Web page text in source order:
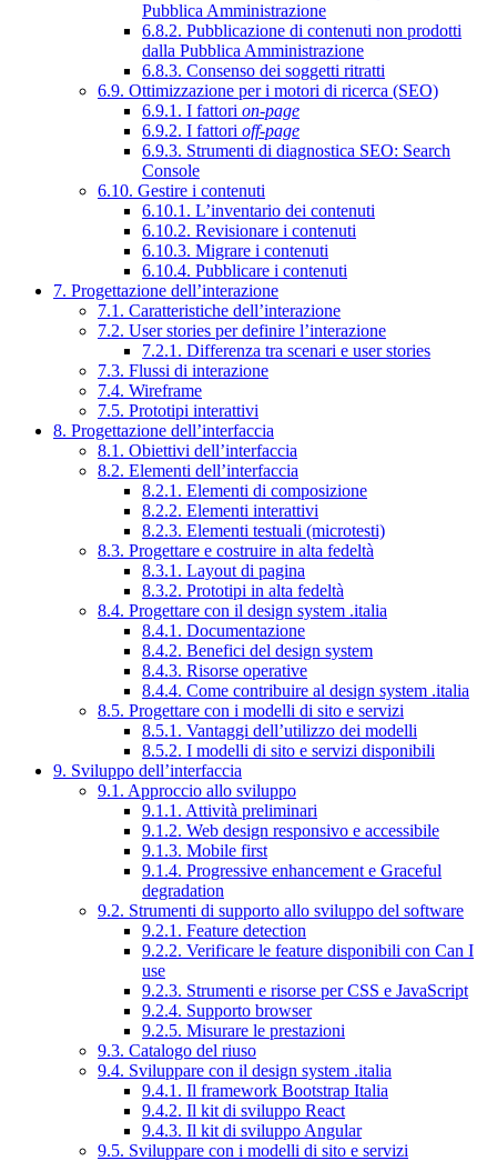
Pubblica Amministrazione
6.8.2. Pubblicazione di contenuti non prodotti
dalla Pubblica Amministrazione
6.8.3. Consenso dei soggetti ritratti
6.9. Ottimizzazione per i motori di ricerca (SEO)
6.9.1. I fattori on-page
6.9.2. I fattori off-page
6.9.3. Strumenti di diagnostica SEO: Search
Console
6.10. Gestire i contenuti
6.10.1. L’inventario dei contenuti
6.10.2. Revisionare i contenuti
6.10.3. Migrare i contenuti
6.10.4. Pubblicare i contenuti
7. Progettazione dell’interazione
7.1. Caratteristiche dell’interazione
7.2. User stories per definire l’interazione
7.2.1. Differenza tra scenari e user stories
7.3. Flussi di interazione
7.4. Wireframe
7.5. Prototipi interattivi
8. Progettazione dell’interfaccia
8.1. Obiettivi dell’interfaccia
8.2. Elementi dell’interfaccia
8.2.1. Elementi di composizione
8.2.2. Elementi interattivi
8.2.3. Elementi testuali (microtesti)
8.3. Progettare e costruire in alta fedeltà
8.3.1. Layout di pagina
8.3.2. Prototipi in alta fedeltà
8.4. Progettare con il design system .italia
8.4.1. Documentazione
8.4.2. Benefici del design system
8.4.3. Risorse operative
8.4.4. Come contribuire al design system .italia
8.5. Progettare con i modelli di sito e servizi
8.5.1. Vantaggi dell’utilizzo dei modelli
8.5.2. I modelli di sito e servizi disponibili
9. Sviluppo dell’interfaccia
9.1. Approccio allo sviluppo
9.1.1. Attività preliminari
9.1.2. Web design responsivo e accessibile
9.1.3. Mobile first
9.1.4. Progressive enhancement e Graceful
degradation
9.2. Strumenti di supporto allo sviluppo del software
9.2.1. Feature detection
9.2.2. Verificare le feature disponibili con Can I
use
9.2.3. Strumenti e risorse per CSS e JavaScript
9.2.4. Supporto browser
9.2.5. Misurare le prestazioni
9.3. Catalogo del riuso
9.4. Sviluppare con il design system .italia
9.4.1. Il framework Bootstrap Italia
9.4.2. Il kit di sviluppo React
9.4.3. Il kit di sviluppo Angular
9.5. Sviluppare con i modelli di sito e servizi